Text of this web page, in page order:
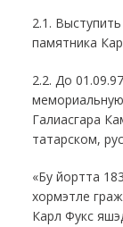
2.1.
памятника
2.2. До
Галиасгара
татарском,
«Бу йортта
хормэтле
Карл Фукс